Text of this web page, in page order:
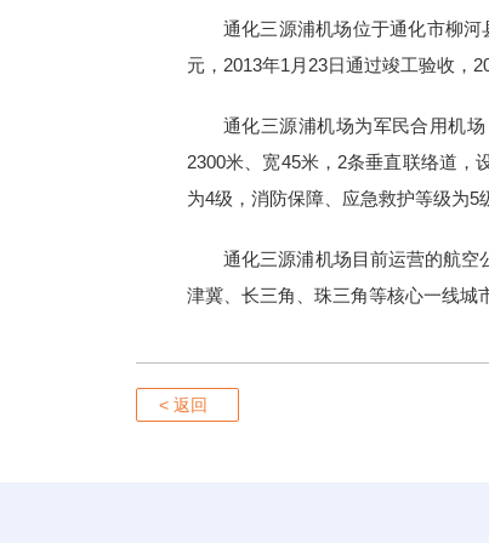
通化三源浦机场位于通化市柳
元，2013年1月23日通过竣工验收，
通化三源浦机场为军民合用机
2300米、宽45米，2条垂直联络道，
为4级，消防保障、应急救护等级为5
通化三源浦机场目前运营的航空
津冀、长三角、珠三角等核心一线城
< 返回